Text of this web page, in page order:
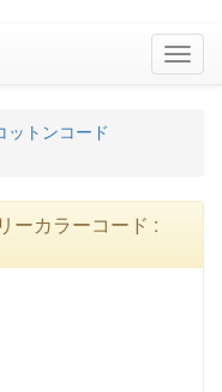
ットンコード
ーカラーコード :